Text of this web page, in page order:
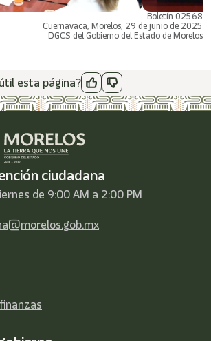
Boletín 02568
Cuernavaca, Morelos; 29 de junio de 2025
DGCS del Gobierno del Estado de Morelos
esta página?
ciudadana
de 9:00 AM a 2:00 PM